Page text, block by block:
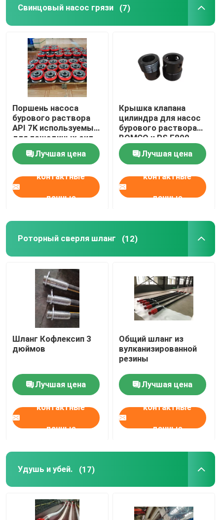
Свинцовый насос грязи (7)
Поршень насоса
бурового раствора
API 7K используемый
для лошадиных сил
F800
Лучшая цена
контактные
данные
Крышка клапана
цилиндра для насос
бурового раствора
BOMCO и RS F800
Лучшая цена
контактные
данные
Роторный сверля шланг (12)
Шланг Кофлексип 3
дюймов
Лучшая цена
контактные
данные
Общий шланг из
вулканизированной
резины
Лучшая цена
контактные
данные
Удушь и убей. (17)